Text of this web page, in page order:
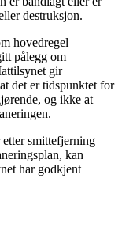
destruksjon.
hovedregel
pålegg om
gir
det er tidspunktet for
og ikke at
smittefjerning
kan
har godkjent